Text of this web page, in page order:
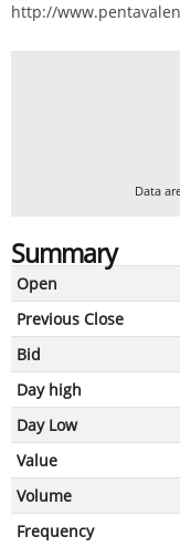
http://
Data
Summary
Open
Previous Close
Bid
Day high
Day Low
Value
Volume
Frequency